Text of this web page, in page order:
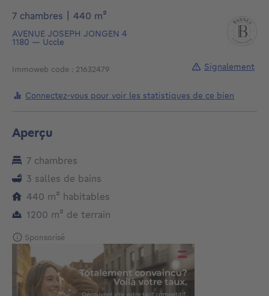
7 chambres
440 m²
AVENUE JOSEPH JONGEN 4
1180 — Uccle
Immoweb code : 21632479
Connectez-vous pour voir les statistiques de ce bien
Signalement
Aperçu
7 chambres
3 salles de bains
440 m² mètres carrés
habitables
1200 m² mètres carrés
de terrain
Sponsorisé